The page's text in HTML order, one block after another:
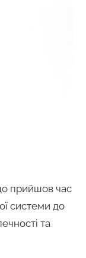
прийшов час
системи до
та